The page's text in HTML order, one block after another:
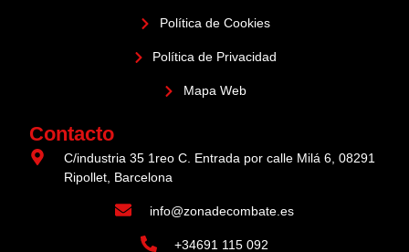
Política de Cookies
Política de Privacidad
Mapa Web
Contacto
C/industria 35 1reo C. Entrada por calle Milá 6, 08291
Ripollet, Barcelona
info@zonadecombate.es
+34691 115 092